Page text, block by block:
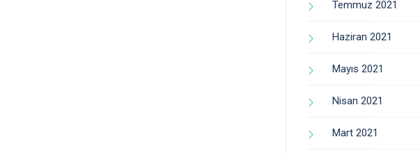
Temmuz 2021
Haziran 2021
Mayıs 2021
Nisan 2021
Mart 2021